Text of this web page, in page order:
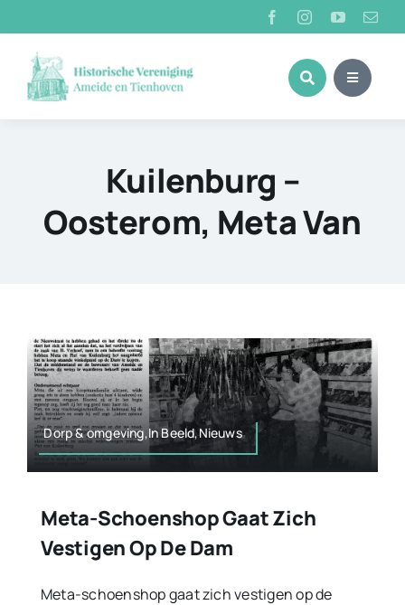
naar
inhoud
Kuilenburg –
Oosterom, Meta Van
Dorp & omgeving,In Beeld,Nieuws
Meta-Schoenshop Gaat Zich
Vestigen Op De Dam
Meta-schoenshop gaat zich vestigen op de